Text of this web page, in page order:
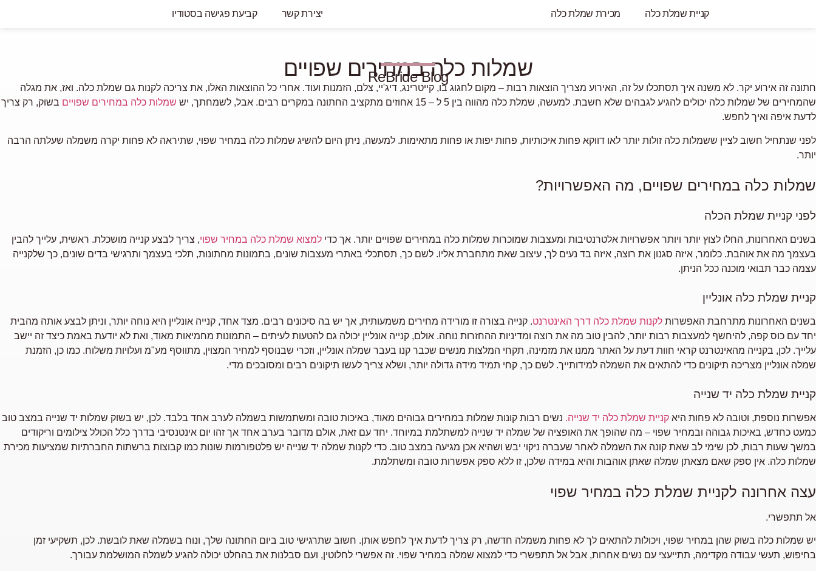
קניית שמלת כלה מכירת שמלת כלה יצירת קשר קביעת פגישה בסטודיו
ReBride Blog
שמלות כלה במחירים שפויים
חתונה זה אירוע יקר. לא משנה איך תסתכלו על זה, האירוע מצריך הוצאות רבות – מקום לחגוג בו, קייטרינג, דיג'יי, צלם, הזמנות ועוד. אחרי כל ההוצאות האלו, את צריכה לקנות גם שמלת כלה. ואז, את מגלה
שהמחירים של שמלות כלה יכולים להגיע לגבהים שלא חשבת. למעשה, שמלת כלה מהווה בין 5 ל – 15 אחוזים מתקציב החתונה במקרים רבים. אבל, לשמחתך, יש
שמלות כלה במחירים שפויים בשוק, רק צריך
לדעת איפה ואיך לחפש.
לפני שנתחיל חשוב לציין ששמלות כלה זולות יותר לאו דווקא פחות איכותיות, פחות יפות או פחות מתאימות. למעשה, ניתן היום להשיג שמלות כלה במחיר שפוי, שתיראה לא פחות יקרה משמלה שעלתה הרבה
יותר.
שמלות כלה במחירים שפויים, מה האפשרויות?
לפני קניית שמלת הכלה
בשנים האחרונות, החלו לצוץ יותר ויותר אפשרויות אלטרנטיבות ומעצבות שמוכרות שמלות כלה במחירים שפויים יותר. אך כדי למצוא שמלת כלה במחיר שפוי, צריך לבצע קנייה מושכלת. ראשית, עלייך להבין
בעצמך מה את אוהבת. כלומר, איזה סגנון את רוצה, איזה בד נעים לך, עיצוב שאת מתחברת אליו. לשם כך, תסתכלי באתרי מעצבות שונים, בתמונות מחתונות, תלכי בעצמך ותרגישי בדים שונים, כך שלקנייה
עצמה כבר תבואי מוכנה ככל הניתן.
קניית שמלת כלה אונליין
בשנים האחרונות מתרחבת האפשרות לקנות שמלת כלה דרך האינטרנט. קנייה בצורה זו מורידה מחירים משמעותית, אך יש בה סיכונים רבים. מצד אחד, קנייה אונליין היא נוחה יותר, וניתן לבצע אותה מהבית
יחד עם כוס קפה, להיחשף למעצבות רבות יותר, להבין טוב מה את רוצה ומדיניות ההחזרות נוחה. אולם, קנייה אונליין יכולה גם להטעות לעיתים – התמונות מחמיאות מאוד, ואת לא יודעת באמת כיצד זה יישב
עלייך. לכן, בקנייה מהאינטרנט קראי חוות דעת על האתר ממנו את מזמינה, תקחי המלצות מנשים שכבר קנו בעבר שמלה אונליין, וזכרי שבנוסף למחיר המצוין, מתווסף מע"מ ועלויות משלוח. כמו כן, הזמנת
שמלה אונליין מצריכה תיקונים כדי להתאים את השמלה למידותייך. לשם כך, קחי תמיד מידה גדולה יותר, ושלא צריך לעשו תיקונים רבים ומסובכים מדי.
קניית שמלת כלה יד שנייה
אפשרות נוספת, וטובה לא פחות היא קניית שמלת כלה יד שנייה. נשים רבות קונות שמלות במחירים גבוהים מאוד, באיכות טובה ומשתמשות בשמלה לערב אחד בלבד. לכן, יש בשוק שמלות יד שנייה במצב טוב
כמעט כחדש, באיכות גבוהה ובמחיר שפוי – מה שהופך את האופציה של שמלה יד שנייה למשתלמת במיוחד. יחד עם זאת, אולם מדובר בערב אחד אך זהו יום אינטנסיבי בדרך כלל הכולל צילומים וריקודים
במשך שעות רבות, לכן שימי לב שאת קונה את השמלה לאחר שעברה ניקוי יבש ושהיא אכן מגיעה במצב טוב. כדי לקנות שמלה יד שנייה יש פלטפורמות שונות כמו קבוצות ברשתות החברתיות שמציעות מכירת
שמלות כלה. אין ספק שאם מצאתן שמלה שאתן אוהבות והיא במידה שלכן, זו ללא ספק אפשרות טובה ומשתלמת.
עצה אחרונה לקניית שמלת כלה במחיר שפוי
אל תתפשרי.
יש שמלות כלה בשוק שהן במחיר שפוי, ויכולות להתאים לך לא פחות משמלה חדשה, רק צריך לדעת איך לחפש אותן. חשוב שתרגישי טוב ביום החתונה שלך, ונוח בשמלה שאת לובשת. לכן, תשקיעי זמן
בחיפוש, תעשי עבודה מקדימה, תתייעצי עם נשים אחרות, אבל אל תתפשרי כדי למצוא שמלה במחיר שפוי. זה אפשרי לחלוטין, ועם סבלנות את בהחלט יכולה להגיע לשמלה המושלמת עבורך.